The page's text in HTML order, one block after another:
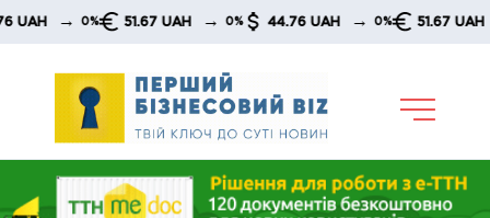
Skip
0% 51.67 UAH → 0% 44.76 UAH → 0% 51.67 UAH → 0%